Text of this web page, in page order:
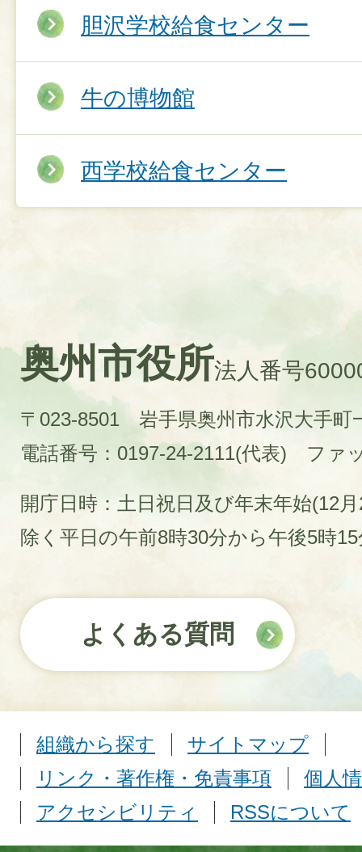
胆沢学校給食センター
牛の博物館
西学校給食センター
奥州市役所法人番号
〒023-8501 岩手県奥州市水沢大手町
電話番号：0197-24-2111(代表)
ファ
開庁日時：土日祝日及び年末年始(12
除く平日の午前8時30分から午後5時
よくある質問
組織から探す
サイトマップ
リンク・著作権・免責事項
個人
アクセシビリティ
RSSについて